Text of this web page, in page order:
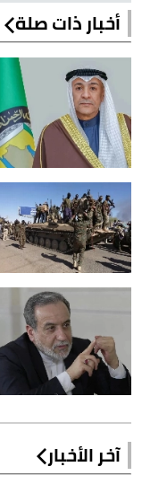
أخبار ذات صلة
آخر الأخبار